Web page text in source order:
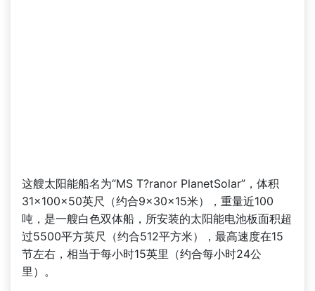
这艘太阳能船名为“MS T?ranor PlanetSolar”，体积
31×100×50英尺（约合9×30×15米），重量近100
吨，是一艘白色双体船，所安装的太阳能电池板面积超
过5500平方英尺（约合512平方米），最高速度在15
节左右，相当于每小时15英里（约合每小时24公
里）。